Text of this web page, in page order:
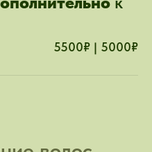
5500₽ | 5000₽